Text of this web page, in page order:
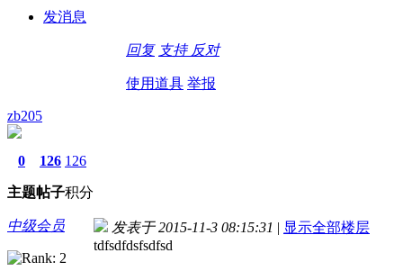
发消息
回复 支持 反对
使用道具 举报
zb205
0
主题
126
帖子
126
积分
中级会员 发表于 2015-11-3 08:15:31 | 显示全部楼层
tdfsdfdsfsdfsd